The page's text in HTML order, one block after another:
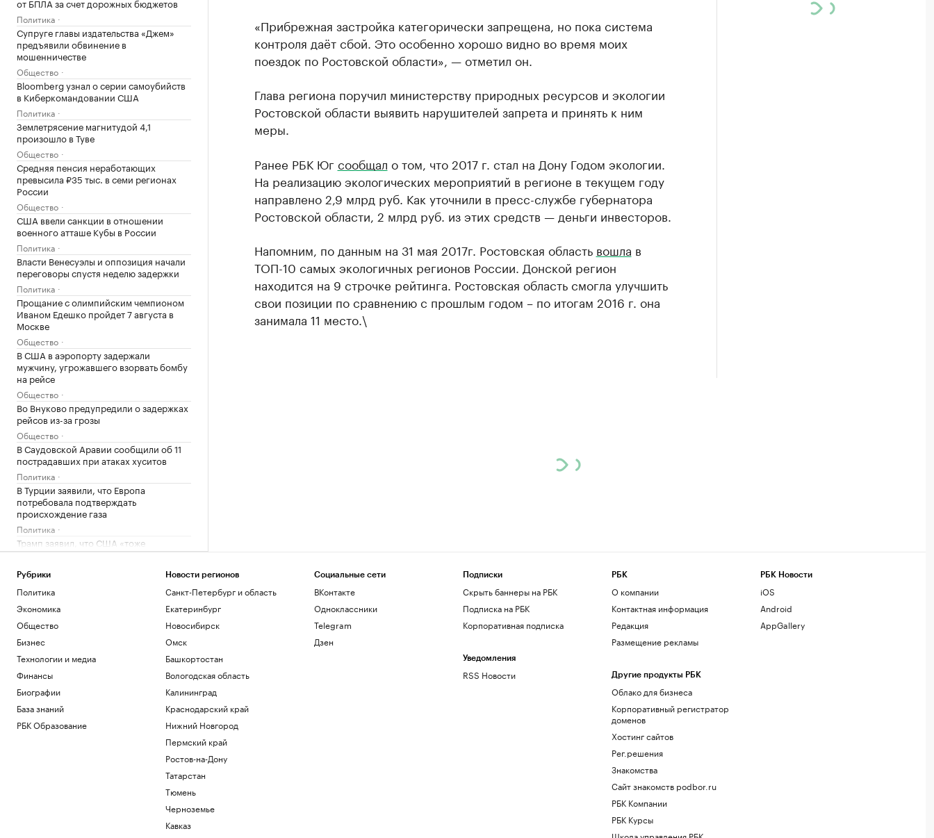
от БПЛА за счет дорожных бюджетов
Политика
Супруге главы издательства «Джем»
предъявили обвинение в
мошенничестве
Общество
Bloomberg узнал о серии самоубийств
в Киберкомандовании США
Политика
Землетрясение магнитудой 4,1
произошло в Туве
Общество
Средняя пенсия неработающих
превысила ₽35 тыс. в семи регионах
России
Общество
США ввели санкции в отношении
военного атташе Кубы в России
Политика
Власти Венесуэлы и оппозиция начали
переговоры спустя неделю задержки
Политика
Прощание с олимпийским чемпионом
Иваном Едешко пройдет 7 августа в
Москве
Общество
В США в аэропорту задержали
мужчину, угрожавшего взорвать бомбу
на рейсе
Общество
Во Внуково предупредили о задержках
рейсов из-за грозы
Общество
В Саудовской Аравии сообщили об 11
пострадавших при атаках хуситов
Политика
В Турции заявили, что Европа
потребовала подтверждать
происхождение газа
Политика
Трамп заявил, что США «тоже
нуждаются» в ракетах для Patriot
Политика
Reuters сообщил о серии кибератак на
крупнейшие финансовые компании
США
Новая категория
Трамп подписал указы,
ограничивающие право на
гражданство по рождению
Политика
В Пензенской области ввели план
«Ковер»
Политика
Четыре человека погибли при взрыве в
«Прибрежная застройка категорически запрещена, но пока система
контроля даёт сбой. Это особенно хорошо видно во время моих
поездок по Ростовской области», — отметил он.
Глава региона поручил министерству природных ресурсов и экологии
Ростовской области выявить нарушителей запрета и принять к ним
меры.
Ранее РБК Юг сообщал о том, что 2017 г. стал на Дону Годом экологии.
На реализацию экологических мероприятий в регионе в текущем году
направлено 2,9 млрд руб. Как уточнили в пресс-службе губернатора
Ростовской области, 2 млрд руб. из этих средств — деньги инвесторов.
Напомним, по данным на 31 мая 2017г. Ростовская область вошла в
ТОП-10 самых экологичных регионов России. Донской регион
находится на 9 строчке рейтинга. Ростовская область смогла улучшить
свои позиции по сравнению с прошлым годом – по итогам 2016 г. она
занимала 11 место.\
Рубрики
Политика
Экономика
Общество
Бизнес
Технологии и медиа
Финансы
Биографии
База знаний
РБК Образование
Новости регионов
Санкт-Петербург и область
Екатеринбург
Новосибирск
Омск
Башкортостан
Вологодская область
Калининград
Краснодарский край
Нижний Новгород
Пермский край
Ростов-на-Дону
Татарстан
Тюмень
Черноземье
Кавказ
Социальные сети
ВКонтакте
Одноклассники
Telegram
Дзен
Подписки
Скрыть баннеры на РБК
Подписка на РБК
Корпоративная подписка
Уведомления
RSS Новости
РБК
О компании
Контактная информация
Редакция
Размещение рекламы
Другие продукты РБК
Облако для бизнеса
Корпоративный регистратор
доменов
Хостинг сайтов
Рег.решения
Знакомства
Сайт знакомств podbor.ru
РБК Компании
РБК Курсы
РБК Новости
iOS
Android
AppGallery